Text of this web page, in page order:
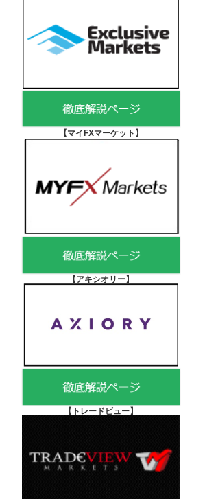
【マイFXマーケット 】
【アキシオリー】
【 トレードビュー】